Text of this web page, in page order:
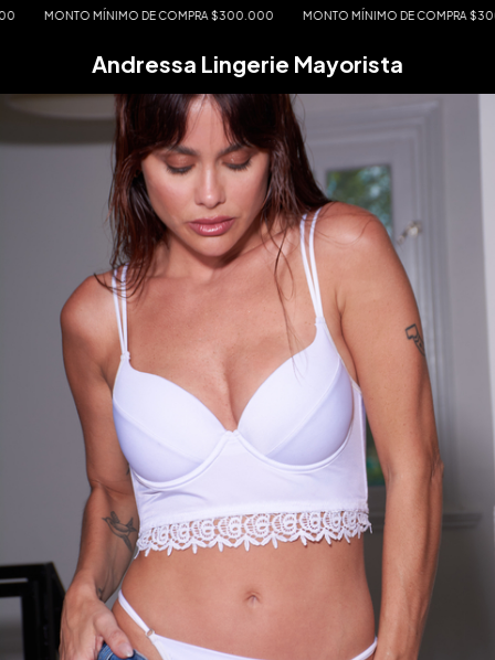
MONTO MÍNIMO DE COMPRA $300.000 MONTO MÍNIMO DE COMPRA $300.000
Andressa Lingerie Mayorista